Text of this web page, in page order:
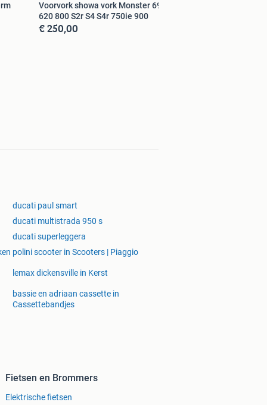
Voorvork showa vork Monster 695
620 800 S2r S4 S4r 750ie 900
€ 250,00
ducati paul smart
ducati multistrada 950 s
ducati superleggera
polini scooter in Scooters | Piaggio
lemax dickensville in Kerst
bassie en adriaan cassette in
Cassettebandjes
Fietsen en Brommers
Elektrische fietsen